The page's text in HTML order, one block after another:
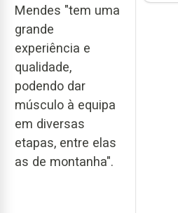
Mendes "tem uma
grande
experiência e
qualidade,
podendo dar
músculo à equipa
em diversas
etapas, entre elas
as de montanha".